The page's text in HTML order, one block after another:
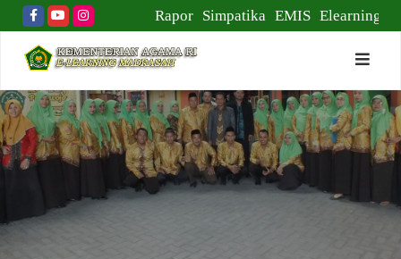
Skip
to
content
Rapor Simpatika EMIS Elearning